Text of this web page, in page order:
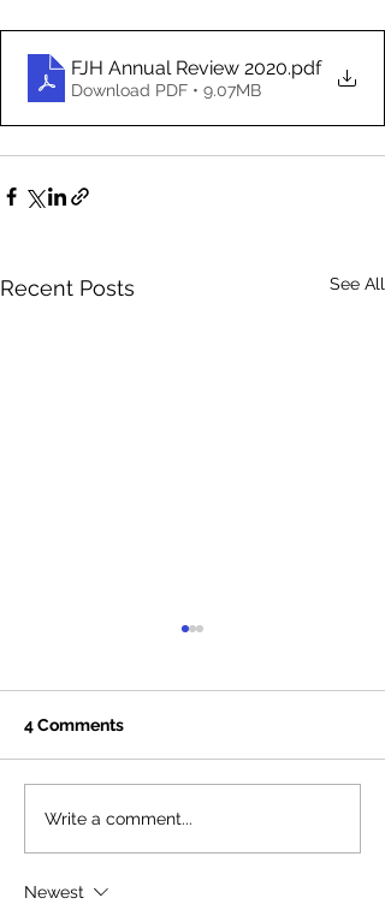
FJH Annual Review 2020.pdf
Download PDF • 9.07MB
Recent Posts See All
Read our 2025 Annual
Review
4 Comments
Write a comment...
Newest